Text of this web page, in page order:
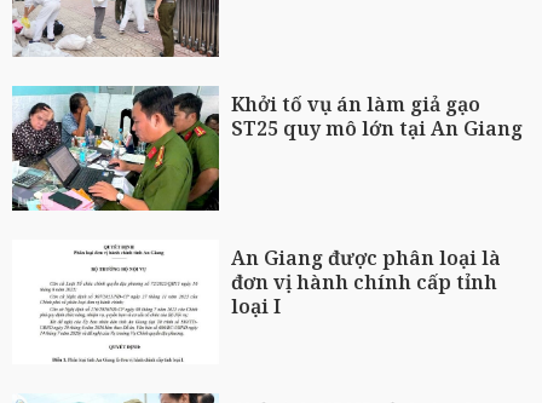
Khởi tố vụ án làm giả gạo
ST25 quy mô lớn tại An Giang
An Giang được phân loại là
đơn vị hành chính cấp tỉnh
loại I